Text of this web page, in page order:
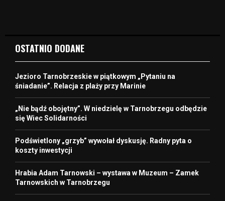
OSTATNIO DODANE
Jezioro Tarnobrzeskie w piątkowym „Pytaniu na
śniadanie”. Relacja z plaży przy Marinie
„Nie bądź obojętny”. W niedzielę w Tarnobrzegu odbędzie
się Wiec Solidarności
Podświetlony „grzyb” wywołał dyskusję. Radny pyta o
koszty inwestycji
Hrabia Adam Tarnowski – wystawa w Muzeum – Zamek
Tarnowskich w Tarnobrzegu